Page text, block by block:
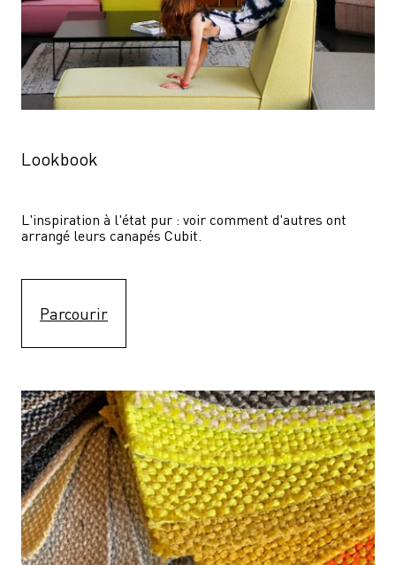
Lookbook
L'inspiration à l'état pur : voir comment d'autres ont
arrangé leurs canapés Cubit.
Parcourir